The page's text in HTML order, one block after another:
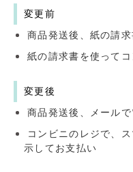
変更前
商品発送後、紙の請
紙の請求書を使って
変更後
商品発送後、メール
コンビニのレジで、
示してお支払い